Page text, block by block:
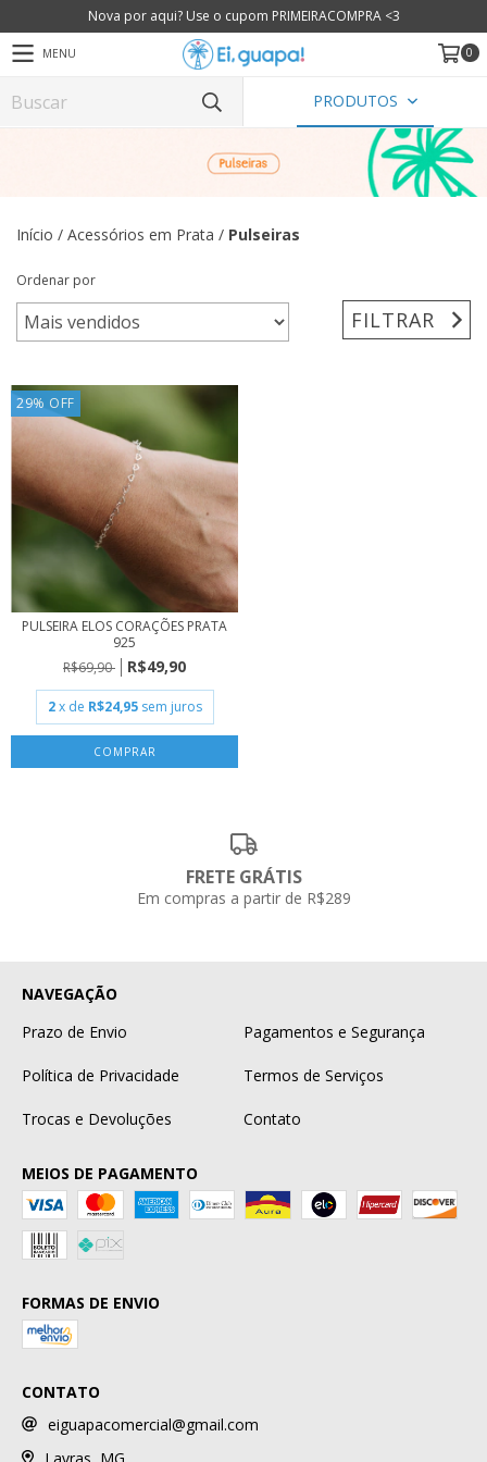
Nova por aqui? Use o cupom PRIMEIRACOMPRA <3
MENU 0
PRODUTOS
Início / Acessórios em Prata / Pulseiras
Ordenar por
FILTRAR
29% OFF
PULSEIRA ELOS CORAÇÕES PRATA
925
R$69,90
R$49,90
2 x de R$24,95 sem juros
FRETE GRÁTIS
Em compras a partir de R$289
NAVEGAÇÃO
Prazo de Envio
Pagamentos e Segurança
Política de Privacidade Termos de Serviços
Trocas e Devoluções Contato
MEIOS DE PAGAMENTO
FORMAS DE ENVIO
CONTATO
eiguapacomercial@gmail.com